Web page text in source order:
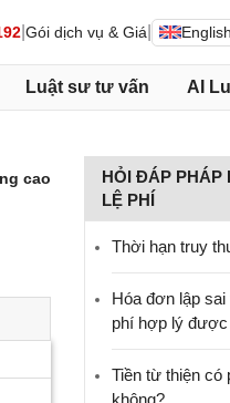
Gói dịch vụ & Giá English
Luật sư tư vấn AI
cao
HỎI ĐÁP PHÁP
LỆ PHÍ
Thời hạn truy
Hóa đơn lập
phí hợp lý
Tiền từ thiện có
không?